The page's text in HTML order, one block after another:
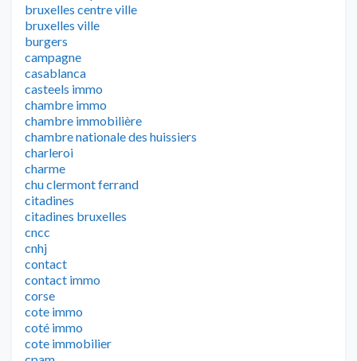
bruxelles centre ville
bruxelles ville
burgers
campagne
casablanca
casteels immo
chambre immo
chambre immobilière
chambre nationale des huissiers
charleroi
charme
chu clermont ferrand
citadines
citadines bruxelles
cncc
cnhj
contact
contact immo
corse
cote immo
coté immo
cote immobilier